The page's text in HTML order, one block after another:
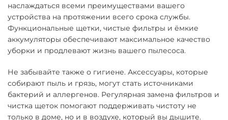
наслаждаться всеми преимуществами вашего
устройства на протяжении всего срока службы.
Функциональные щетки, чистые фильтры и ёмкие
аккумуляторы обеспечивают максимальное качество
уборки и продлевают жизнь вашего пылесоса.
Не забывайте также о гигиене. Аксессуары, которые
собирают пыль и грязь, могут стать источниками
бактерий и аллергенов. Регулярная замена фильтров и
чистка щеток помогают поддерживать чистоту не
только в доме, но и в воздухе, который вы дышите.